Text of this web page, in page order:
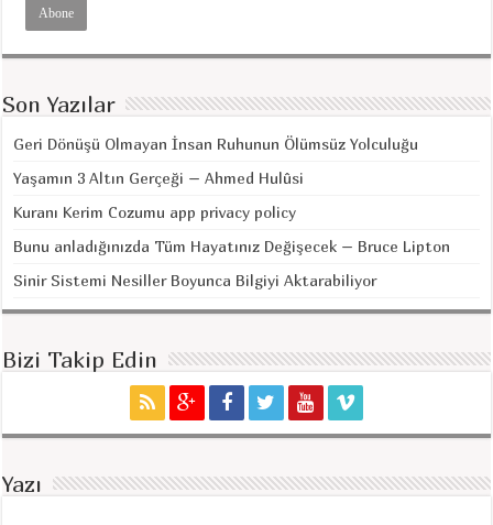
Son Yazılar
Geri Dönüşü Olmayan İnsan Ruhunun Ölümsüz Yolculuğu
Yaşamın 3 Altın Gerçeği – Ahmed Hulûsi
Kuranı Kerim Cozumu app privacy policy
Bunu anladığınızda Tüm Hayatınız Değişecek – Bruce Lipton
Sinir Sistemi Nesiller Boyunca Bilgiyi Aktarabiliyor
Bizi Takip Edin
Yazı